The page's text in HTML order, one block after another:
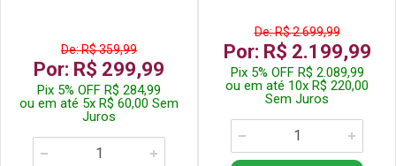
De: R$ 359,99
Por: R$ 299,99
Pix 5% OFF R$ 284,99
ou em até 5x R$ 60,00 Sem
Juros
De: R$ 2.699,99
Por: R$ 2.199,99
Pix 5% OFF R$ 2.089,99
ou em até 10x R$ 220,00
Sem Juros